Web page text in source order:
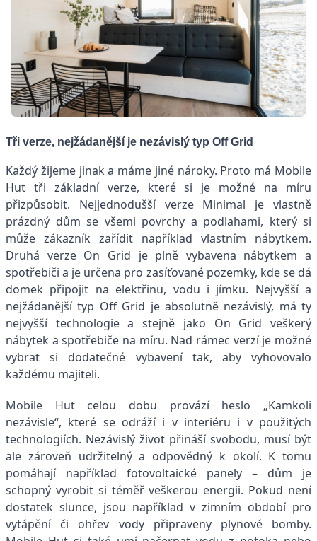
Tři verze, nejžádanější je nezávislý typ Off Grid
Každý žijeme jinak a máme jiné nároky. Proto má Mobile
Hut tři základní verze, které si je možné na míru
přizpůsobit. Nejjednodušší verze Minimal je vlastně
prázdný dům se všemi povrchy a podlahami, který si
může zákazník zařídit například vlastním nábytkem.
Druhá verze On Grid je plně vybavena nábytkem a
spotřebiči a je určena pro zasíťované pozemky, kde se dá
domek připojit na elektřinu, vodu i jímku. Nejvyšší a
nejžádanější typ Off Grid je absolutně nezávislý, má ty
nejvyšší technologie a stejně jako On Grid veškerý
nábytek a spotřebiče na míru. Nad rámec verzí je možné
vybrat si dodatečné vybavení tak, aby vyhovovalo
každému majiteli.
Mobile Hut celou dobu provází heslo „Kamkoli
nezávisle“, které se odráží i v interiéru i v použitých
technologiích. Nezávislý život přináší svobodu, musí být
ale zároveň udržitelný a odpovědný k okolí. K tomu
pomáhají například fotovoltaické panely – dům je
schopný vyrobit si téměř veškerou energii. Pokud není
dostatek slunce, jsou například v zimním období pro
vytápění či ohřev vody připraveny plynové bomby.